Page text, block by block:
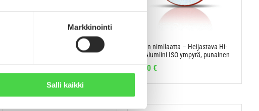
Markkinointi
Salli kaikki
Nimilaatta – Heijastava Hi-line
Alumiini pieni ympyrä, punainen
Koiran nimilaatta – Heijastava Hi-
line Alumiini ISO ympyrä, punainen
15,90 €